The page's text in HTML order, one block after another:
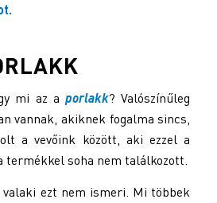
mi az aporlakk? Valószínűleg
vannak, akiknek fogalma sincs,
a vevőink között, aki ezzel a
termékkel soha nem találkozott.
valaki ezt nem ismeri. Mi többek